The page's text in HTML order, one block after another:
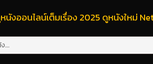
นังออนไลน์เต็มเรื่อง 2025 ดูหนังใหม่